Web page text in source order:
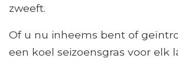
zweeft.
Of u nu inheems bent of
een koel seizoensgras voor elk